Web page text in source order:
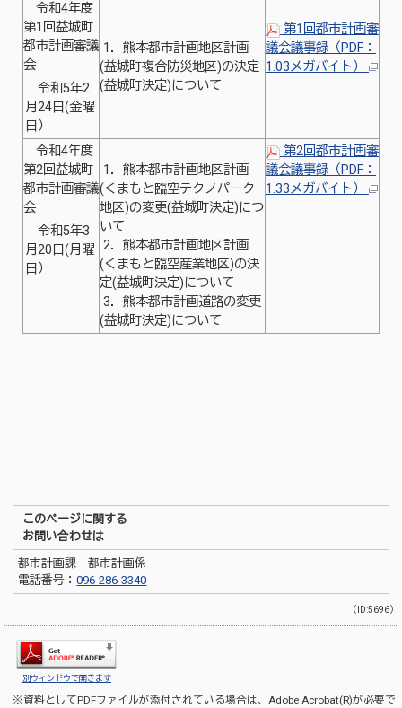
令和4年度
第1回益城町
都市計画審議
会
令和5年2
月24日(金曜
日）
1．熊本都市計画地区計画
(益城町複合防災地区)の決定
(益城町決定)について
第1回都市計画審
議会議事録（PDF：
1.03メガバイト）
令和4年度
第2回益城町
都市計画審議
会
令和5年3
月20日(月曜
日）
1．熊本都市計画地区計画
(くまもと臨空テクノパーク
地区)の変更(益城町決定)につ
いて
2．熊本都市計画地区計画
(くまもと臨空産業地区)の決
定(益城町決定)について
3．熊本都市計画道路の変更
(益城町決定)について
第2回都市計画審
議会議事録（PDF：
1.33メガバイト）
このページに関する
お問い合わせは
都市計画課 都市計画係
電話番号：096-286-3340
（ID:5696）
別ウィンドウで開きます
※資料としてPDFファイルが添付されている場合は、Adobe Acrobat(R)が必要で